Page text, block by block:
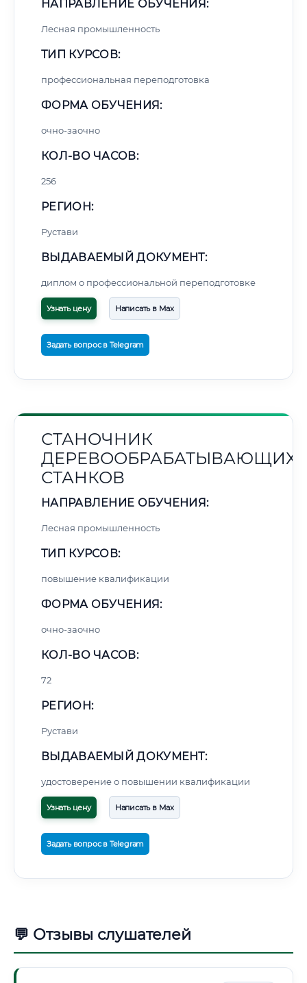
НАПРАВЛЕНИЕ ОБУЧЕНИЯ:
Лесная промышленность
ТИП КУРСОВ:
профессиональная переподготовка
ФОРМА ОБУЧЕНИЯ:
очно-заочно
КОЛ-ВО ЧАСОВ:
256
РЕГИОН:
Рустави
ВЫДАВАЕМЫЙ ДОКУМЕНТ:
диплом о профессиональной переподготовке
Узнать цену Написать в Max
Задать вопрос в Telegram
СТАНОЧНИК
ДЕРЕВООБРАБАТЫВАЮЩИХ
СТАНКОВ
НАПРАВЛЕНИЕ ОБУЧЕНИЯ:
Лесная промышленность
ТИП КУРСОВ:
повышение квалификации
ФОРМА ОБУЧЕНИЯ:
очно-заочно
КОЛ-ВО ЧАСОВ:
72
РЕГИОН:
Рустави
ВЫДАВАЕМЫЙ ДОКУМЕНТ:
удостоверение о повышении квалификации
Узнать цену Написать в Max
Задать вопрос в Telegram
💬 Отзывы слушателей